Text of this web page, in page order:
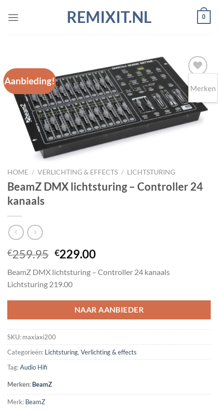
naar
REMIXIT.NL 0
Aanbieding!
Toevoegen
aan
wenslijst
HOME / VERLICHTING & EFFECTS / LICHTSTURING
BeamZ DMX lichtsturing – Controller 24
kanaals
€259.95 Oorspronkelijke
was:
€259.95.
€229.00Huidige
is:
BeamZ DMX lichtsturing – Controller 24 kanaals
Lichtsturing 219.00
NAAR AANBIEDER
SKU: maxiaxi200
Categorieën: Lichtsturing, Verlichting & effects
Tag:Audio Hifi
Merken: BeamZ
Merk: BeamZ
Merken